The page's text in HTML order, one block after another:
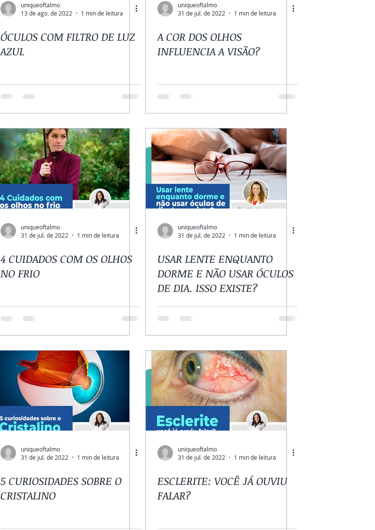
uniqueoftalmo
13 de ago. de 2022
1 min de leitura
ÓCULOS COM FILTRO DE LUZ
AZUL
uniqueoftalmo
31 de jul. de 2022
1 min de leitura
A COR DOS OLHOS
INFLUENCIA A VISÃO?
uniqueoftalmo
31 de jul. de 2022
1 min de leitura
4 CUIDADOS COM OS OLHOS
NO FRIO
uniqueoftalmo
31 de jul. de 2022
1 min de leitura
USAR LENTE ENQUANTO
DORME E NÃO USAR ÓCULOS
DE DIA. ISSO EXISTE?
uniqueoftalmo
31 de jul. de 2022
1 min de leitura
5 CURIOSIDADES SOBRE O
CRISTALINO
uniqueoftalmo
31 de jul. de 2022
1 min de leitura
ESCLERITE: VOCÊ JÁ OUVIU
FALAR?